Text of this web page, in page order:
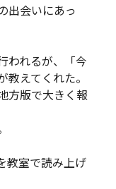
出会いにあっ
われるが、「今
教えてくれた。
方版で大きく報
教室で読み上げ